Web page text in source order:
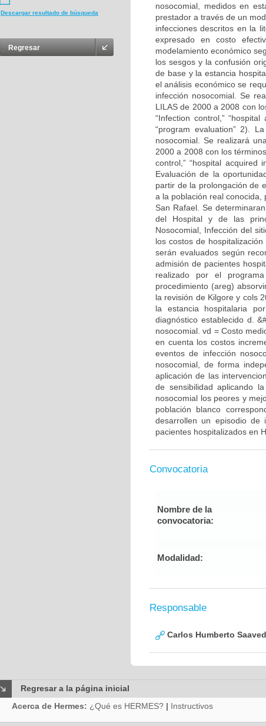
Descargar resultado de búsqueda
Regresar
nosocomial, medidos en
prestador a través de un
infecciones descritos en la
expresado en costo
modelamiento económico
los sesgos y la confusión
de base y la estancia
el análisis económico se
infección nosocomial. Se
LILAS de 2000 a 2008 con
“Infection control,”
“program evaluation” 2).
nosocomial. Se realizará
2000 a 2008 con los
control,” “hospital acquired
Evaluación de la
partir de la prolongación de
a la población real conocida,
San Rafael. Se
del Hospital y de las
Nosocomial, Infección del
los costos de
serán evaluados según
admisión de pacientes
realizado por el
procedimiento (areg)
la revisión de Kilgore y cols
la estancia hospitalaria
diagnóstico establecido d.
nosocomial. vd = Costo
en cuenta los costos
eventos de infección
nosocomial, de forma
aplicación de las
de sensibilidad aplicando
nosocomial los peores y
población blanco
desarrollen un episodio de
pacientes hospitalizados en
Convocatoria
Nombre de la
convocatoria:
Modalidad:
Responsable
Carlos Humberto
Regresar a la página inicial
Acerca de Hermes: ¿Qué es HERMES? | Instructivos